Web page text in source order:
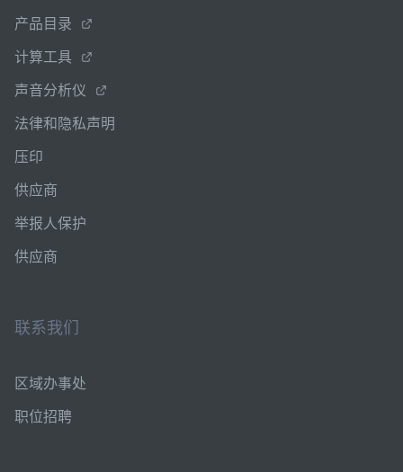
产品目录
计算工具
声音分析仪
法律和隐私声明
压印
供应商
举报人保护
供应商
联系我们
区域办事处
职位招聘